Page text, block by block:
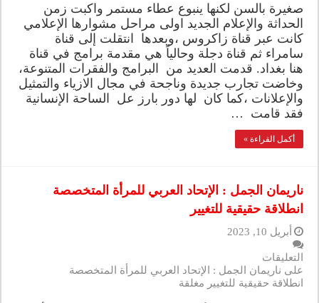
صغيرة بالسن لكنها ينبوع عطاء مستمر واكبت زمن
الحداثة والإعلام الجديد اولى مراحل مشوارها الإعلامي
كانت عبر قناة زاكروس ،وبعدها انتقلت إلى قناة
سامراء ثم قناة دجلة وحالياً هي مقدمة برامج في قناة
هنا بغداد. قدمت العديد من البرامج والفقرات المتنوعة،
وخاضت تجارب جديدة وناجحة في مجال الازياء والتمثيل
والإعلانات ،كما كان لها دور بارز عل الساحة الإنسانية
فقد قامت …
أكمل القراءة »
ناريمان الجمل : الإتحاد العربي للمرأة المتخصصة
انطلاقة حقيقية للتغيير
أبريل 10, 2023
التعليقات
على ناريمان الجمل : الإتحاد العربي للمرأة المتخصصة
انطلاقة حقيقية للتغيير مغلقة